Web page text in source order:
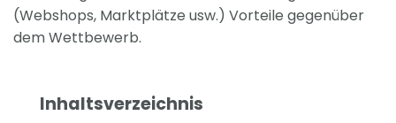
(Webshops, Marktplätze usw.) Vorteile gegenüber
dem Wettbewerb.
Inhaltsverzeichnis